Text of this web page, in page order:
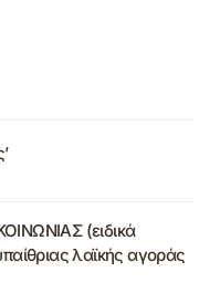
(ειδικά
λαϊκής αγοράς